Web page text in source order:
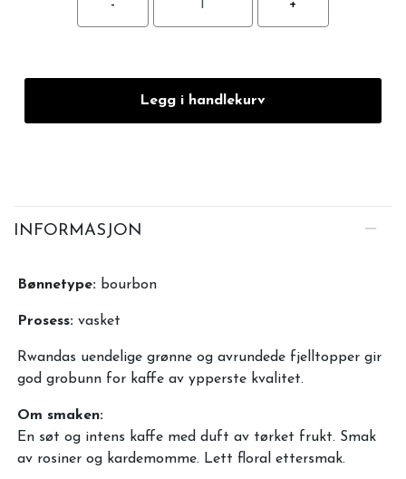
Legg i handlekurv
INFORMASJON
Bønnetype: bourbon
Prosess: vasket
Rwandas uendelige grønne og avrundede fjelltopper gir
god grobunn for kaffe av ypperste kvalitet.
Om smaken:
En søt og intens kaffe med duft av tørket frukt. Smak
av rosiner og kardemomme. Lett floral ettersmak.